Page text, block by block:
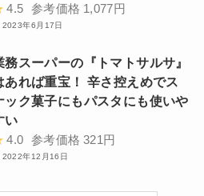
4.5 参考価格 1,077円
2023年6月17日
務スーパーの『トマトサルサ』
あれば重宝！ 辛さ控えめでス
ック菓子にもパスタにも使いや
い
4.0 参考価格 321円
2022年12月16日